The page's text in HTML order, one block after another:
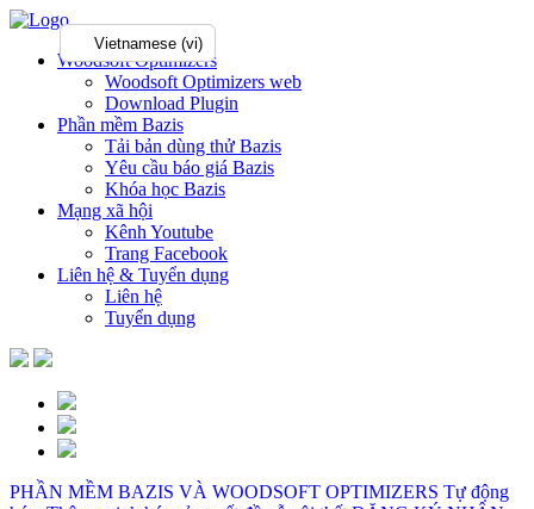
Woodsoft Optimizers
Woodsoft Optimizers web
Download Plugin
Phần mềm Bazis
Tải bản dùng thử Bazis
Yêu cầu báo giá Bazis
Khóa học Bazis
Mạng xã hội
Kênh Youtube
Trang Facebook
Liên hệ & Tuyển dụng
Liên hệ
Tuyển dụng
PHẦN MỀM BAZIS VÀ WOODSOFT OPTIMIZERS Tự động
Vietnamese (vi)